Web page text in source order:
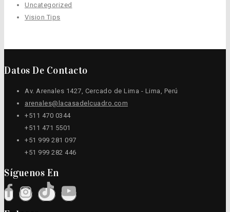
Uncategorized
Vision Tips
Datos De Contacto
Av. Arenales 1427, Cercado de Lima - Lima, Perú
arenales@lacasadelcuadro.com
+511 470 0344
+511 471 5501
+51 999 281 097
+51 999 282 446
Síguenos En